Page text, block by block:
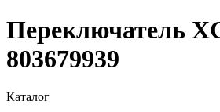
Переключатель
803679939
Каталог